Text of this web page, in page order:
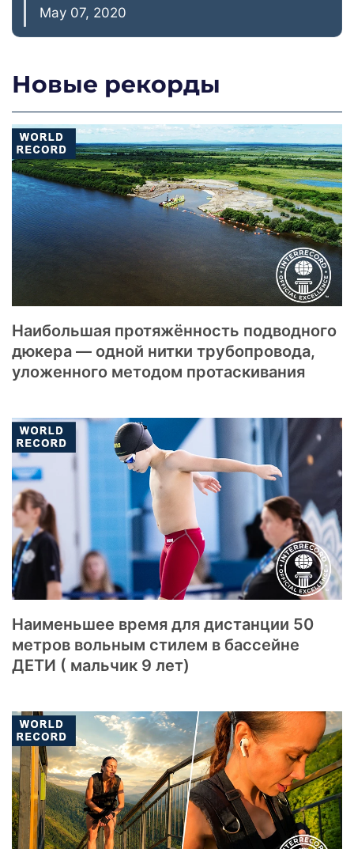
May 07, 2020
Новые рекорды
Наибольшая протяжённость подводного
дюкера — одной нитки трубопровода,
уложенного методом протаскивания
Наименьшее время для дистанции 50
метров вольным стилем в бассейне
ДЕТИ ( мальчик 9 лет)